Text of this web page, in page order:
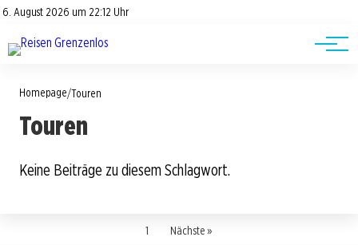
6. August 2026 um 22:12 Uhr
Datenschutz
Road Trips
Reisetipps
Homepage/Touren
Touren
Keine Beiträge zu diesem Schlagwort.
1 Nächste »